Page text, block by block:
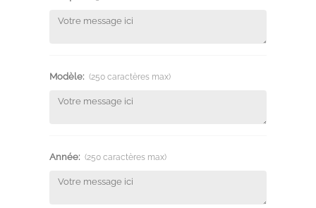
Modèle: (250 caractères max)
Année: (250 caractères max)